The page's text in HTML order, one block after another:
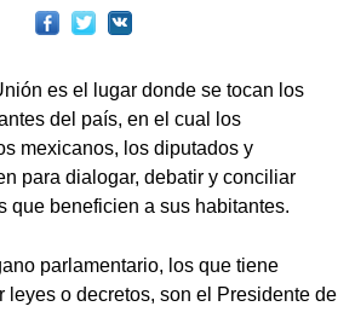
es el lugar donde se tocan los
del país, en el cual los
mexicanos, los diputados y
para dialogar, debatir y conciliar
que beneficien a sus habitantes.
parlamentario, los que tiene
leyes o decretos, son el Presidente de